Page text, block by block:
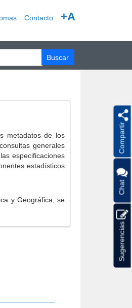
Contacto +A
metadatos de los
generales
especificaciones
estadísticos
y Geográfica, se
Compartir
Chat
Sugerencias